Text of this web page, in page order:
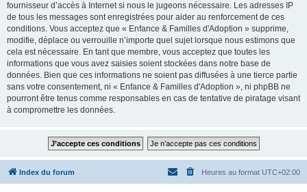
fournisseur d’accès à Internet si nous le jugeons nécessaire. Les adresses IP
de tous les messages sont enregistrées pour aider au renforcement de ces
conditions. Vous acceptez que « Enfance & Familles d'Adoption » supprime,
modifie, déplace ou verrouille n’importe quel sujet lorsque nous estimons que
cela est nécessaire. En tant que membre, vous acceptez que toutes les
informations que vous avez saisies soient stockées dans notre base de
données. Bien que ces informations ne soient pas diffusées à une tierce partie
sans votre consentement, ni « Enfance & Familles d'Adoption », ni phpBB ne
pourront être tenus comme responsables en cas de tentative de piratage visant
à compromettre les données.
Index du forum Heures au format UTC+02:00